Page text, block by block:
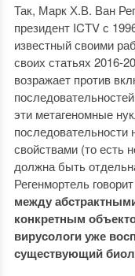
Так, Марк Х.В. Ван
президент ICTV с
известный своими
своих статьях 2016-
возражает против
эти метагеномные
свойствами (то есть
должна быть
Регенмортель
между
конкретным
вирусологи уже
существующий